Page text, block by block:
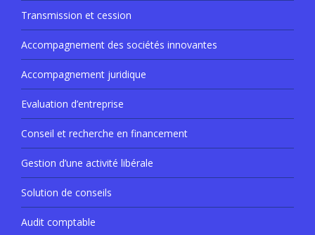
Transmission et cession
Accompagnement des sociétés innovantes
Accompagnement juridique
Evaluation d’entreprise
Conseil et recherche en financement
Gestion d’une activité libérale
Solution de conseils
Audit comptable